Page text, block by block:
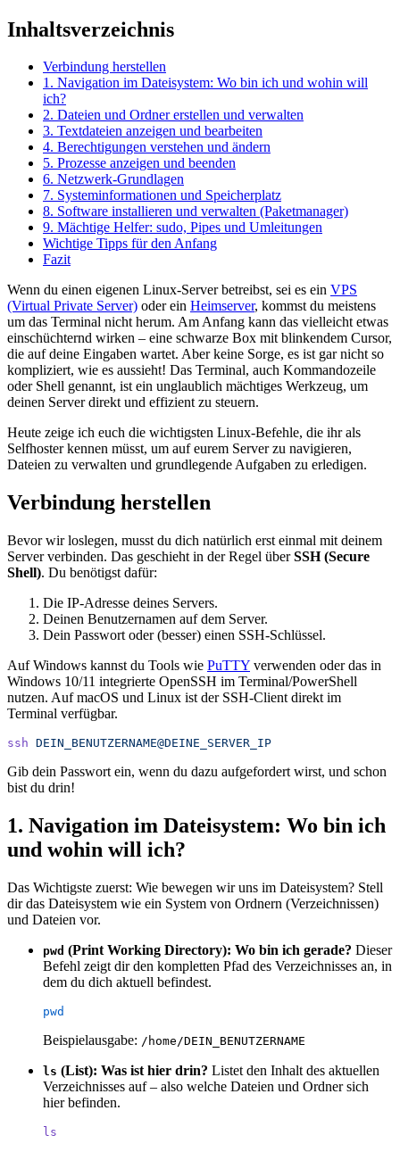
Inhaltsverzeichnis
Verbindung herstellen
1. Navigation im Dateisystem: Wo bin ich und wohin will
ich?
2. Dateien und Ordner erstellen und verwalten
3. Textdateien anzeigen und bearbeiten
4. Berechtigungen verstehen und ändern
5. Prozesse anzeigen und beenden
6. Netzwerk-Grundlagen
7. Systeminformationen und Speicherplatz
8. Software installieren und verwalten (Paketmanager)
9. Mächtige Helfer: sudo, Pipes und Umleitungen
Wichtige Tipps für den Anfang
Fazit
Wenn du einen eigenen Linux-Server betreibst, sei es ein VPS
(Virtual Private Server) oder ein Heimserver, kommst du meistens
um das Terminal nicht herum. Am Anfang kann das vielleicht etwas
einschüchternd wirken – eine schwarze Box mit blinkendem Cursor,
die auf deine Eingaben wartet. Aber keine Sorge, es ist gar nicht so
kompliziert, wie es aussieht! Das Terminal, auch Kommandozeile
oder Shell genannt, ist ein unglaublich mächtiges Werkzeug, um
deinen Server direkt und effizient zu steuern.
Heute zeige ich euch die wichtigsten Linux-Befehle, die ihr als
Selfhoster kennen müsst, um auf eurem Server zu navigieren,
Dateien zu verwalten und grundlegende Aufgaben zu erledigen.
Verbindung herstellen
Bevor wir loslegen, musst du dich natürlich erst einmal mit deinem
Server verbinden. Das geschieht in der Regel überSSH (Secure
Shell). Du benötigst dafür:
Die IP-Adresse deines Servers.
Deinen Benutzernamen auf dem Server.
Dein Passwort oder (besser) einen SSH-Schlüssel.
Auf Windows kannst du Tools wie PuTTY verwenden oder das in
Windows 10/11 integrierte OpenSSH im Terminal/PowerShell
nutzen. Auf macOS und Linux ist der SSH-Client direkt im
Terminal verfügbar.
ssh DEIN_BENUTZERNAME@DEINE_SERVER_IP
Gib dein Passwort ein, wenn du dazu aufgefordert wirst, und schon
bist du drin!
1. Navigation im Dateisystem: Wo bin ich
und wohin will ich?
Das Wichtigste zuerst: Wie bewegen wir uns im Dateisystem? Stell
dir das Dateisystem wie ein System von Ordnern (Verzeichnissen)
und Dateien vor.
pwd (Print Working Directory): Wo bin ich gerade? Dieser
Befehl zeigt dir den kompletten Pfad des Verzeichnisses an, in
dem du dich aktuell befindest.
pwd
Beispielausgabe: /home/DEIN_BENUTZERNAME
ls (List): Was ist hier drin? Listet den Inhalt des aktuellen
Verzeichnisses auf – also welche Dateien und Ordner sich
hier befinden.
ls